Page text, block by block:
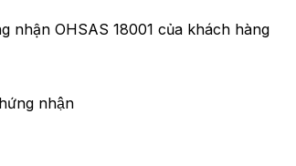
nhận OHSAS 18001 của khách hàng
nhận